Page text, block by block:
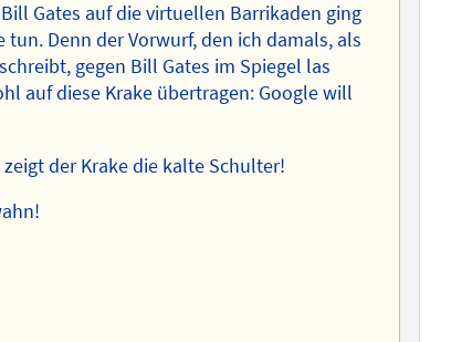
Gates auf die virtuellen Barrikaden ging
Denn der Vorwurf, den ich damals, als
gegen Bill Gates im Spiegel las
auf diese Krake übertragen: Google will
der Krake die kalte Schulter!